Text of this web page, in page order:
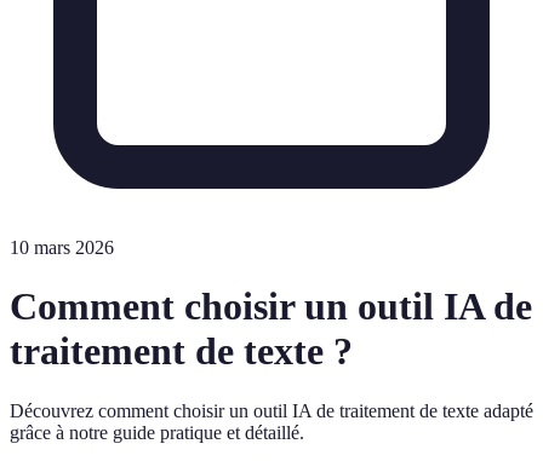
10 mars 2026
Comment choisir un outil IA de
traitement de texte ?
Découvrez comment choisir un outil IA de traitement de texte adapté
grâce à notre guide pratique et détaillé.